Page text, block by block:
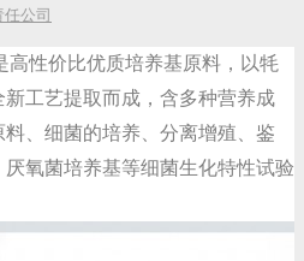
公司
高性价比优质培养基原料，以牦
工艺提取而成，含多种营养成
、细菌的培养、分离增殖、鉴
氧菌培养基等细菌生化特性试验